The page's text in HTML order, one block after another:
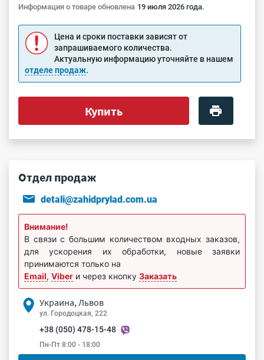
Информация о товаре обновлена 19 июля 2026 года.
Цена и сроки поставки зависят от
запрашиваемого количества.
Актуальную информацию уточняйте в нашем
отделе продаж.
Купить
Отдел продаж
detali@zahidprylad.com.ua
Внимание!
В связи с большим количеством входных заказов,
для ускорения их обработки, новые заявки
принимаются только на
Email, Viber и через кнопку Заказать
Украина, Львов
ул. Городоцкая, 222
+38 (050) 478-15-48
Пн-Пт 8:00 - 18:00